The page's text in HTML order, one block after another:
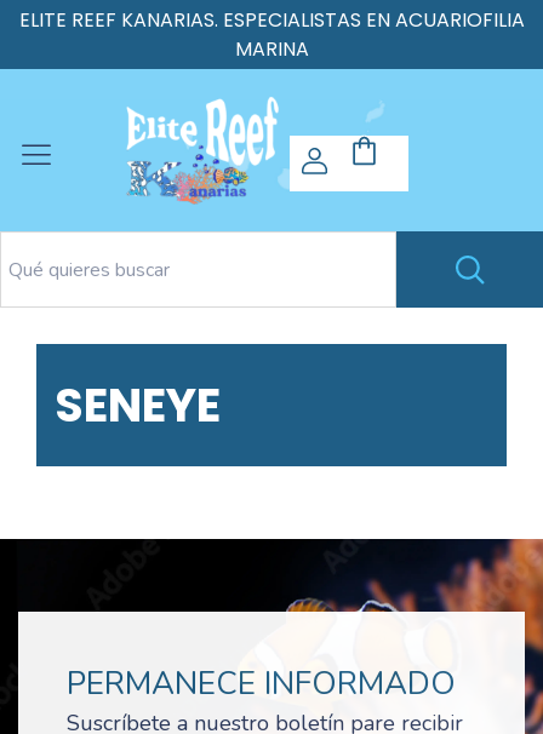
ELITE REEF KANARIAS. ESPECIALISTAS EN ACUARIOFILIA
MARINA
SENEYE
PERMANECE INFORMADO
Suscríbete a nuestro boletín pare recibir